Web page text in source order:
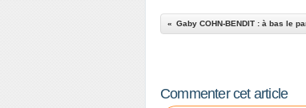
Gaby COHN-BENDIT : à bas le
Commenter cet article